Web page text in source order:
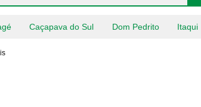
Caçapava do Sul Dom Pedrito Itaqui